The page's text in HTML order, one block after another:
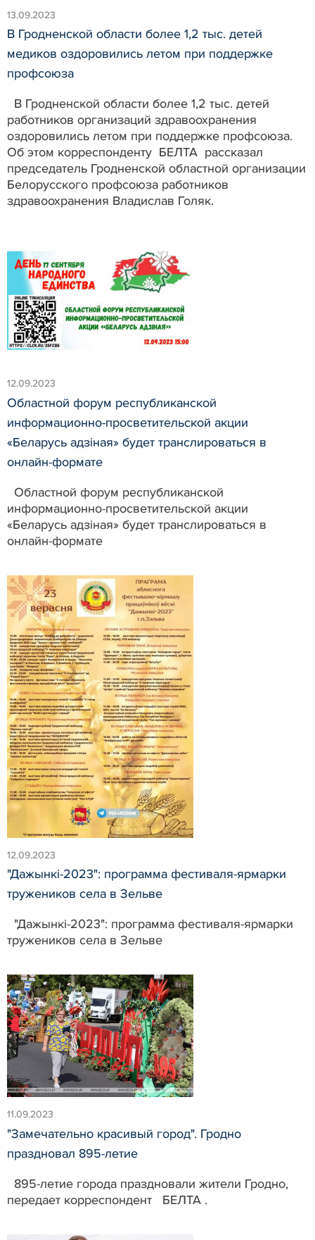
13.09.2023
В Гродненской области более 1,2 тыс. детей
медиков оздоровились летом при поддержке
профсоюза
В Гродненской области более 1,2 тыс. детей
работников организаций здравоохранения
оздоровились летом при поддержке профсоюза.
Об этом корреспонденту БЕЛТА рассказал
председатель Гродненской областной организации
Белорусского профсоюза работников
здравоохранения Владислав Голяк.
12.09.2023
Областной форум республиканской
информационно-просветительской акции
«Беларусь адзіная» будет транслироваться в
онлайн-формате
Областной форум республиканской
информационно-просветительской акции
«Беларусь адзіная» будет транслироваться в
онлайн-формате
12.09.2023
"Дажынкі-2023": программа фестиваля-ярмарки
тружеников села в Зельве
"Дажынкі-2023": программа фестиваля-ярмарки
тружеников села в Зельве
11.09.2023
"Замечательно красивый город". Гродно
праздновал 895-летие
895-летие города праздновали жители Гродно,
передает корреспондент БЕЛТА .